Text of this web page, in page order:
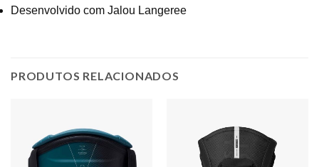
Desenvolvido com Jalou Langeree
PRODUTOS RELACIONADOS